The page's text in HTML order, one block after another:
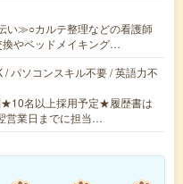
い≫○カルテ整理などの看護師
換やベッドメイキング…
パソコンスキル不要 / 英語力不
名以上採用予定★履歴書は
営業日までに担当…